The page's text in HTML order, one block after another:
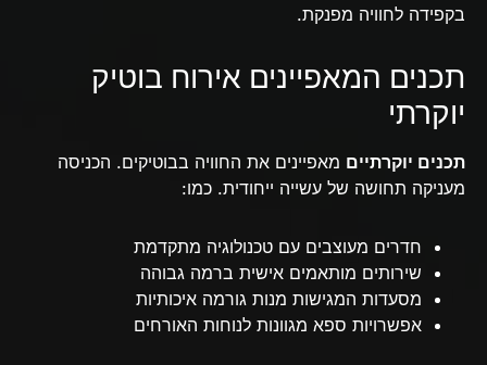
בקפידה לחוויה מפנקת.
תכנים המאפיינים אירוח בוטיק
יוקרתי
תכנים יוקרתיים מאפיינים את החוויה בבוטיקים. הכניסה
מעניקה תחושה של עשייה ייחודית. כמו:
חדרים מעוצבים עם טכנולוגיה מתקדמת
שירותים מותאמים אישית ברמה גבוהה
מסעדות המגישות מנות גורמה איכותיות
אפשרויות ספא מגוונות לנוחות האורחים